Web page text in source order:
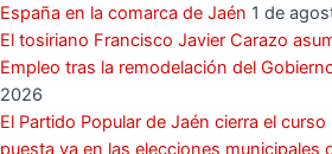
España en la comarca de Jaén 1 de
El tosiriano Francisco Javier Carazo
Empleo tras la remodelación del
2026
El Partido Popular de Jaén cierra el
puesta ya en las elecciones municipales